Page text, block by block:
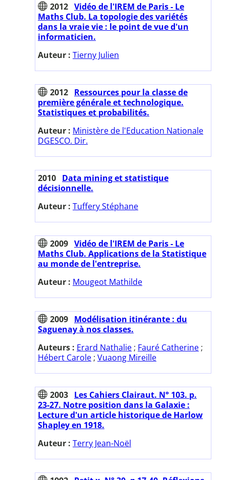
2012 Vidéo de l'IREM de Paris - Le
Maths Club. La topologie des variétés
dans la vraie vie : le point de vue d'un
informaticien.
Auteur : Tierny Julien
2012 Ressources pour la classe de
première générale et technologique.
Statistiques et probabilités.
Auteur : Ministère de l'Education Nationale
DGESCO. Dir.
2010 Data mining et statistique
décisionnelle.
Auteur : Tuffery Stéphane
2009 Vidéo de l'IREM de Paris - Le
Maths Club. Applications de la Statistique
au monde de l'entreprise.
Auteur : Mougeot Mathilde
2009 Modélisation itinérante : du
Saguenay à nos classes.
Auteurs : Erard Nathalie ; Fauré Catherine ;
Hébert Carole ; Vuaong Mireille
2003 Les Cahiers Clairaut. N° 103. p.
23-27. Notre position dans la Galaxie :
Lecture d'un article historique de Harlow
Shapley en 1918.
Auteur : Terry Jean-Noël